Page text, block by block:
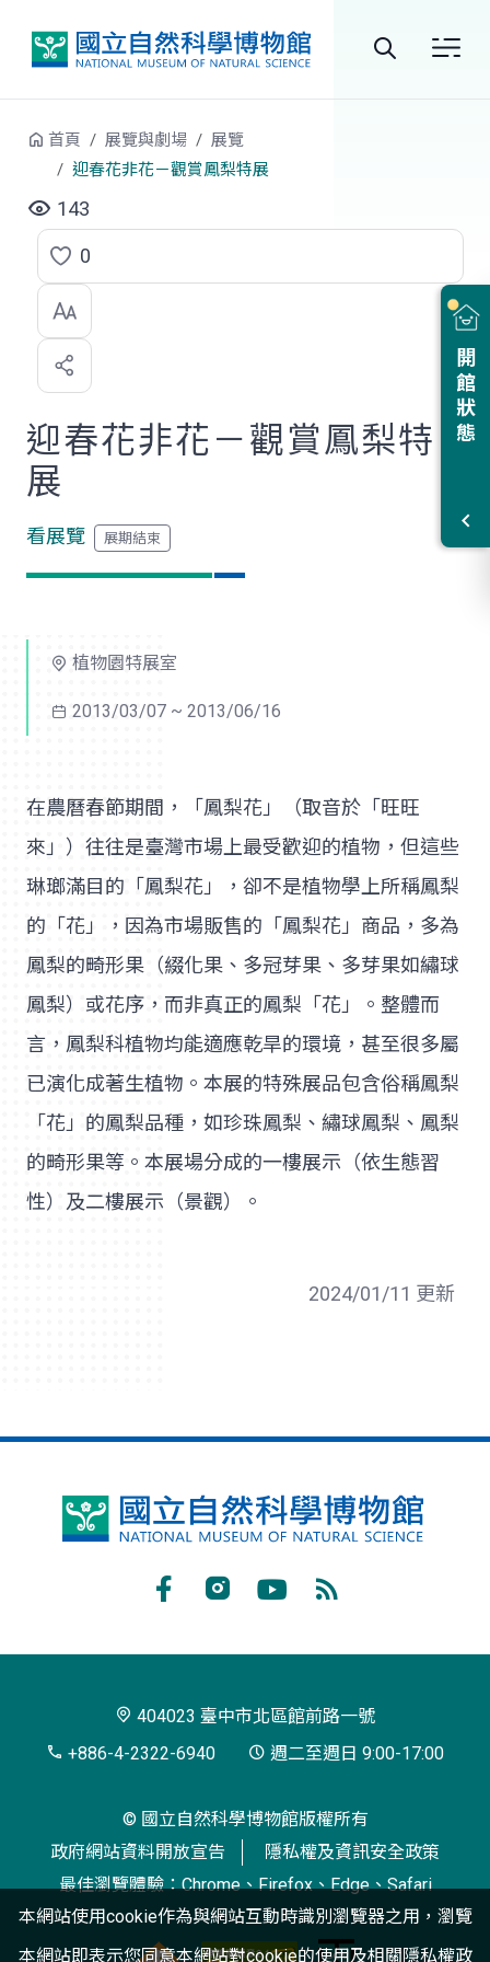
開館狀態
首頁 展覽與劇場
展覽
迎春花非花－觀賞鳳梨特展
143
點
選
喜
歡
0
迎春花非花－觀賞鳳梨特
展
看展覽
植物園特展室
2013/03/07 ~ 2013/06/16
在農曆春節期間，「鳳梨花」（取音於「旺旺
來」）往往是臺灣市場上最受歡迎的植物，但這些
琳瑯滿目的「鳳梨花」，卻不是植物學上所稱鳳梨
的「花」，因為市場販售的「鳳梨花」商品，多為
鳳梨的畸形果（綴化果、多冠芽果、多芽果如繡球
鳳梨）或花序，而非真正的鳳梨「花」。整體而
言，鳳梨科植物均能適應乾旱的環境，甚至很多屬
已演化成著生植物。本展的特殊展品包含俗稱鳳梨
「花」的鳳梨品種，如珍珠鳳梨、繡球鳳梨、鳳梨
的畸形果等。本展場分成的一樓展示（依生態習
性）及二樓展示（景觀）。
2024/01/11 更新
國
博
閱
404023 臺中市北區館前路一號
+886-4-2322-6940
週二至週日 9:00-17:00
© 國立自然科學博物館版權所有
政府網站資料開放宣告
隱私權及資訊安全政策
最佳瀏覽體驗：Chrome、Firefox、Edge、Safari
本網站使用cookie作為與網站互動時識別瀏覽器之用，瀏覽
本網站即表示您同意本網站對cookie的使用及相關隱私權政